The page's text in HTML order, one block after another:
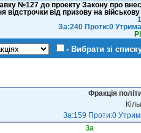
№127 до проекту Закону про
відстрочки від призову на
За:240 Проти:0
- Вибрати зі
Фракція
За:159 Проти:0
За